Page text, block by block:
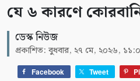
যে ৬ কারণে
ডেস্ক নিউজ
প্রকাশিত: বুধবার, ২৭ মে, ২০২৬, ১১:০৭
Facebook Tweet